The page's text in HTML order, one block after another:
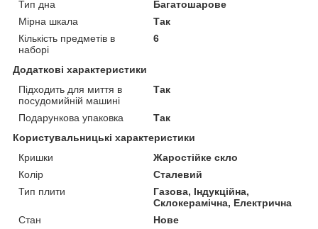
Тип дна
Багатошарове
Мірна шкала
Так
Кількість предметів в
наборі
6
Додаткові характеристики
Підходить для миття в
посудомийній машині
Так
Подарункова упаковка
Так
Користувальницькі характеристики
Кришки
Жаростійке скло
Колір
Сталевий
Тип плити
Газова, Індукційна,
Склокерамічна, Електрична
Стан
Нове